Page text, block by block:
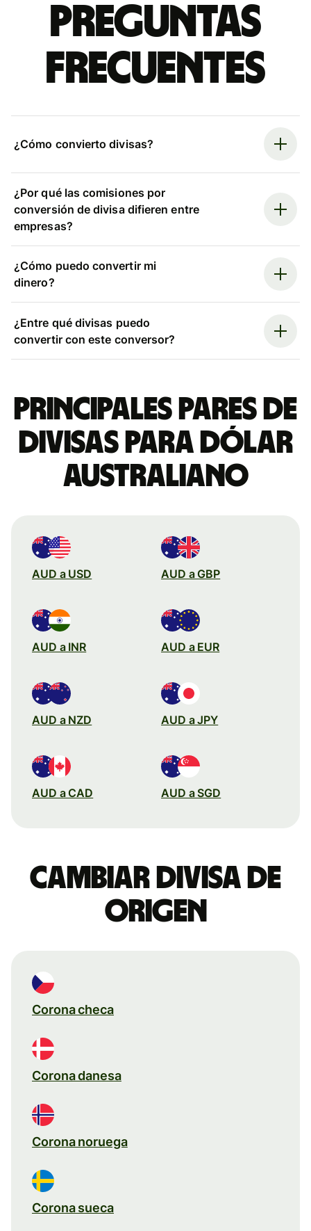
Preguntas
frecuentes
¿Cómo convierto divisas?
¿Por qué las comisiones por
conversión de divisa difieren entre
empresas?
¿Cómo puedo convertir mi
dinero?
¿Entre qué divisas puedo
convertir con este conversor?
Principales pares de
divisas para dólar
australiano
AUD a USD AUD a GBP
AUD a INR AUD a EUR
AUD a NZD AUD a JPY
AUD a CAD AUD a SGD
Cambiar divisa de
origen
Corona checa
Corona danesa
Corona noruega
Corona sueca